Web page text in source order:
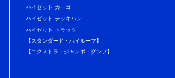
ハイゼット カーゴ
ハイゼット デッキバン
ハイゼット トラック
【スタンダード・ハイルーフ】
【エクストラ・ジャンボ・ダンプ】